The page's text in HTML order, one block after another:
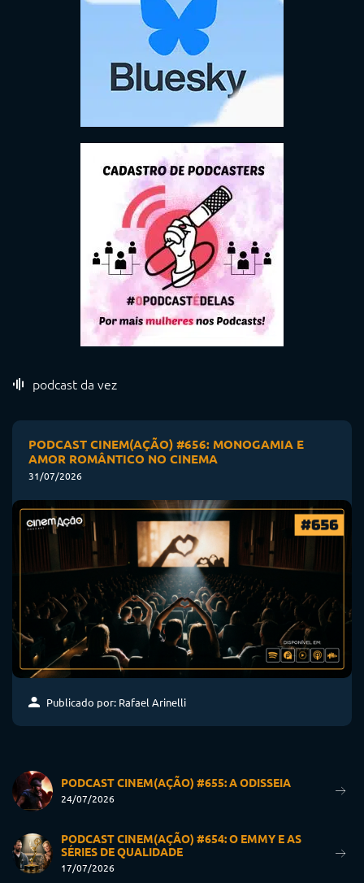
podcast da vez
PODCAST CINEM(AÇÃO) #656: MONOGAMIA E
AMOR ROMÂNTICO NO CINEMA
31/07/2026
Publicado por: Rafael Arinelli
PODCAST CINEM(AÇÃO) #655: A ODISSEIA
24/07/2026
PODCAST CINEM(AÇÃO) #654: O EMMY E AS
SÉRIES DE QUALIDADE
17/07/2026